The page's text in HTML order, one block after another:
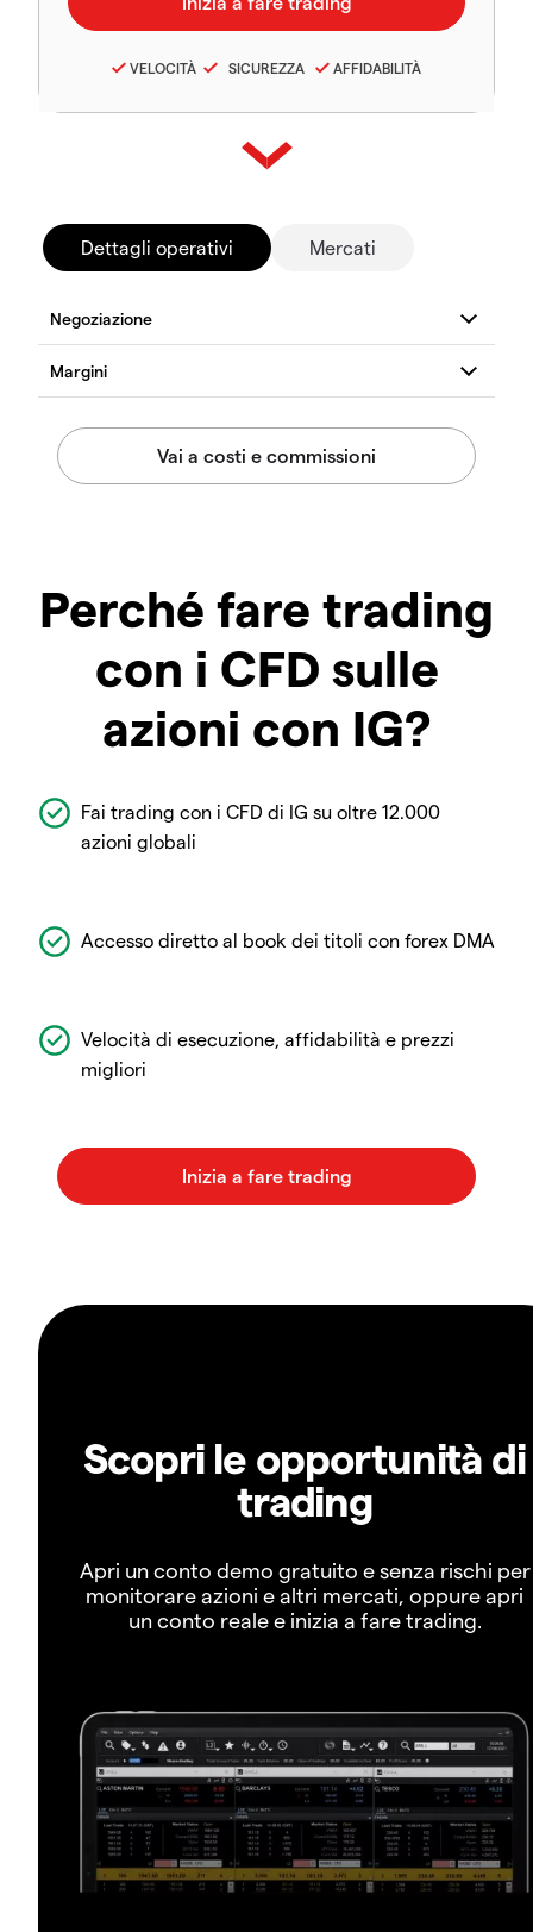
VELOCITÀ SICUREZZA AFFIDABILITÀ
Dettagli operativi Mercati
Perché fare trading
con i CFD sulle
azioni con IG?
Fai trading con i CFD di IG su oltre 12.000
azioni globali
Accesso diretto al book dei titoli con forex DMA
Velocità di esecuzione, affidabilità e prezzi
migliori
Scopri le opportunità di
trading
Apri un conto demo gratuito e senza rischi per
monitorare azioni e altri mercati, oppure apri
un conto reale e inizia a fare trading.